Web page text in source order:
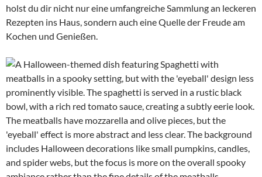
holst du dir nicht nur eine umfangreiche Sammlung an leckeren
Rezepten ins Haus, sondern auch eine Quelle der Freude am
Kochen und Genießen.